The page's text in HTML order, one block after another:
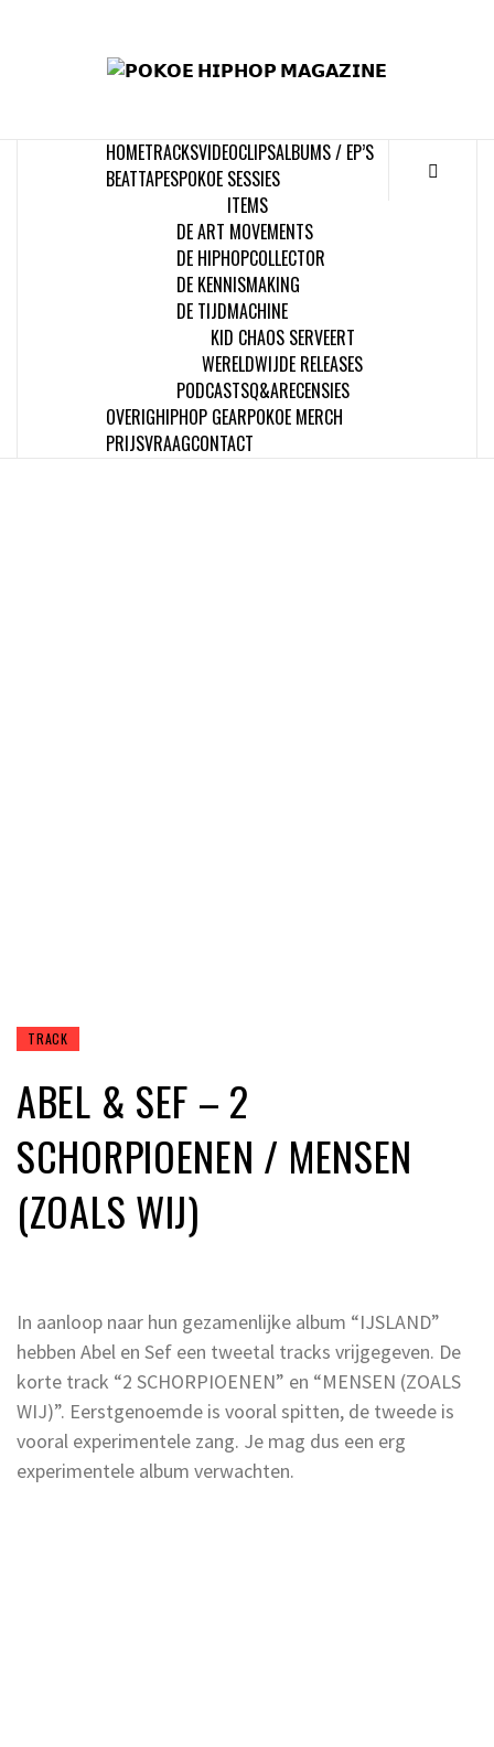
HOMETRACKSVIDEOCLIPSALBUMS / EP’S
BEATTAPESPOKOE SESSIES
ITEMS
DE ART MOVEMENTS
DE HIPHOPCOLLECTOR
DE KENNISMAKING
DE TIJDMACHINE
KID CHAOS SERVEERT
WERELDWIJDE RELEASES
PODCASTSQ&ARECENSIES
OVERIGHIPHOP GEARPOKOE MERCH
PRIJSVRAAGCONTACT
TRACK
ABEL & SEF – 2
SCHORPIOENEN / MENSEN
(ZOALS WIJ)
In aanloop naar hun gezamenlijke album “IJSLAND”
hebben Abel en Sef een tweetal tracks vrijgegeven. De
korte track “2 SCHORPIOENEN” en “MENSEN (ZOALS
WIJ)”. Eerstgenoemde is vooral spitten, de tweede is
vooral experimentele zang. Je mag dus een erg
experimentele album verwachten.